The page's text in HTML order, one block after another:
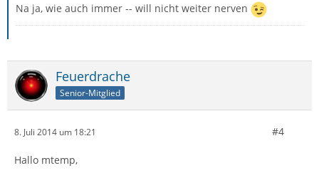
Na ja, wie auch immer -- will nicht weiter nerven
Feuerdrache
Senior-Mitglied
8. Juli 2014 um 18:21 #4
Hallo mtemp,